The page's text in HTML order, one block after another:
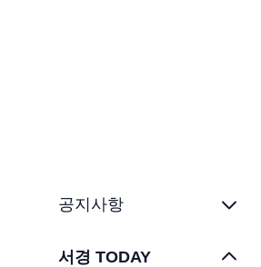
공지사항
서경 TODAY